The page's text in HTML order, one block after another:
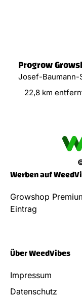
Progrow
Josef-Baumann-
22,8 km
Werben auf
Growshop
Eintrag
Über WeedVibes
Impressum
Datenschutz